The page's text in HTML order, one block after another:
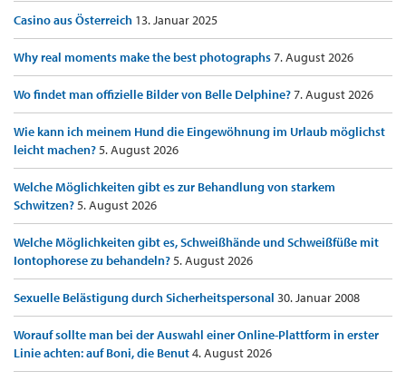
Casino aus Österreich 13. Januar 2025
Why real moments make the best photographs7. August 2026
Wo findet man offizielle Bilder von Belle Delphine?7. August 2026
Wie kann ich meinem Hund die Eingewöhnung im Urlaub möglichst
leicht machen?5. August 2026
Welche Möglichkeiten gibt es zur Behandlung von starkem
Schwitzen?5. August 2026
Welche Möglichkeiten gibt es, Schweißhände und Schweißfüße mit
Iontophorese zu behandeln?5. August 2026
Sexuelle Belästigung durch Sicherheitspersonal 30. Januar 2008
Worauf sollte man bei der Auswahl einer Online-Plattform in erster
Linie achten: auf Boni, die Benut4. August 2026